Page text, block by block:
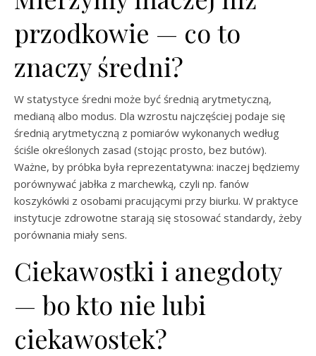
przodkowie — co to
znaczy średni?
W statystyce średni może być średnią arytmetyczną,
medianą albo modus. Dla wzrostu najczęściej podaje się
średnią arytmetyczną z pomiarów wykonanych według
ściśle określonych zasad (stojąc prosto, bez butów).
Ważne, by próbka była reprezentatywna: inaczej będziemy
porównywać jabłka z marchewką, czyli np. fanów
koszykówki z osobami pracującymi przy biurku. W praktyce
instytucje zdrowotne starają się stosować standardy, żeby
porównania miały sens.
Ciekawostki i anegdoty
— bo kto nie lubi
ciekawostek?